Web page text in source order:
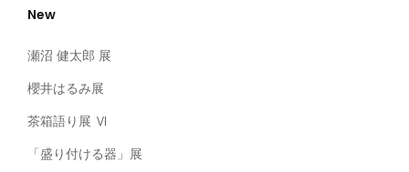
New
瀬沼 健太郎 展
櫻井はるみ展
茶箱語り展 Ⅵ
「盛り付ける器」展